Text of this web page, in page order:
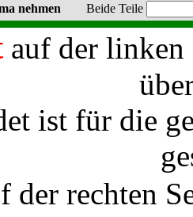
nehmen Beide Teile
auf der linken
ist für die
der rechten